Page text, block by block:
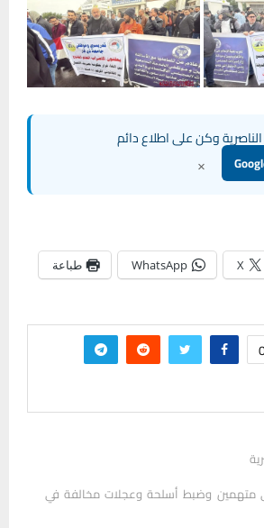
وكن على اطلاع دائم
×
X
WhatsApp طباعة
متهمين وضبط أسلحة وعجلات مخالفة في